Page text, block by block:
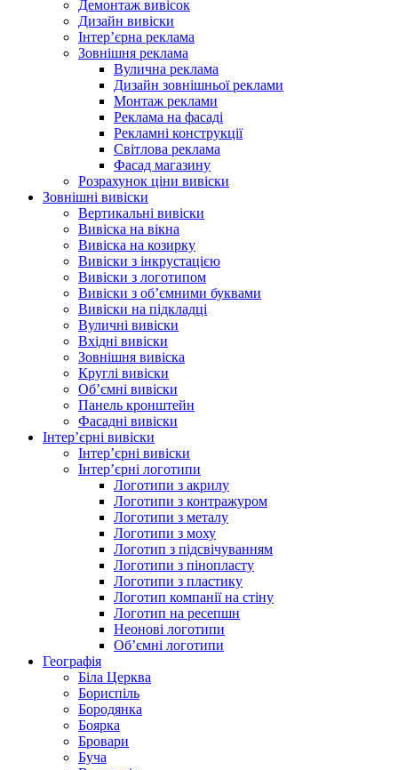
Демонтаж вивісок
Дизайн вивіски
Інтер’єрна реклама
Зовнішня реклама
Вулична реклама
Дизайн зовнішньої реклами
Монтаж реклами
Реклама на фасаді
Рекламні конструкції
Світлова реклама
Фасад магазину
Розрахунок ціни вивіски
Зовнішні вивіски
Вертикальні вивіски
Вивіска на вікна
Вивіска на козирку
Вивіски з інкрустацією
Вивіски з логотипом
Вивіски з об’ємними буквами
Вивіски на підкладці
Вуличні вивіски
Вхідні вивіски
Зовнішня вивіска
Круглі вивіски
Об’ємні вивіски
Панель кронштейн
Фасадні вивіски
Інтер’єрні вивіски
Інтер’єрні вивіски
Інтер’єрні логотипи
Логотипи з акрилу
Логотипи з контражуром
Логотипи з металу
Логотипи з моху
Логотип з підсвічуванням
Логотипи з пінопласту
Логотипи з пластику
Логотип компанії на стіну
Логотип на ресепшн
Неонові логотипи
Об’ємні логотипи
Географія
Біла Церква
Бориспіль
Бородянка
Боярка
Бровари
Буча